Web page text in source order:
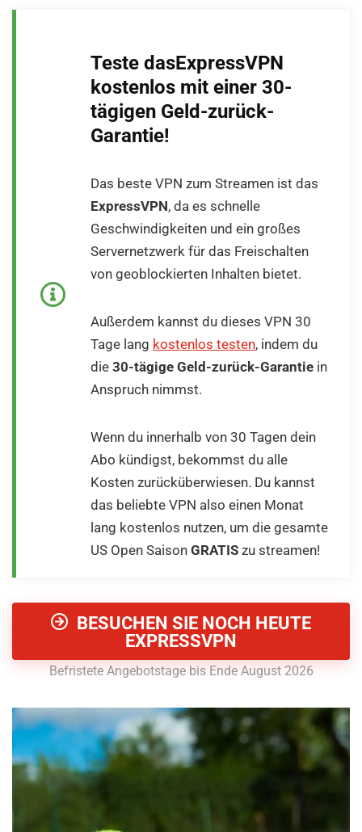
Teste dasExpressVPN
kostenlos mit einer 30-
tägigen Geld-zurück-
Garantie!
Das beste VPN zum Streamen ist das
ExpressVPN, da es schnelle
Geschwindigkeiten und ein großes
Servernetzwerk für das Freischalten
von geoblockierten Inhalten bietet.
Außerdem kannst du dieses VPN 30
Tage lang kostenlos testen, indem du
die 30-tägige Geld-zurück-Garantie in
Anspruch nimmst.
Wenn du innerhalb von 30 Tagen dein
Abo kündigst, bekommst du alle
Kosten zurücküberwiesen. Du kannst
das beliebte VPN also einen Monat
lang kostenlos nutzen, um die gesamte
US Open Saison GRATIS zu streamen!
BESUCHEN SIE NOCH HEUTE
EXPRESSVPN
Befristete Angebotstage bis Ende August 2026